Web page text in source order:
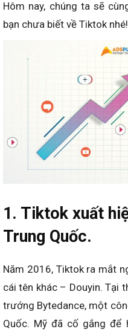
Hôm nay, chúng ta sẽ
bạn chưa biết về Tiktok nhé!
1. Tiktok xuất
Trung Quốc.
Năm 2016, Tiktok ra mắt
cái tên khác – Douyin. Tại
trướng Bytedance, một
Quốc. Mỹ đã cố gắng để